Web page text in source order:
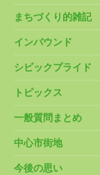
まちづくり的雑記
インバウンド
シビックプライド
トピックス
一般質問まとめ
中心市街地
今後の思い